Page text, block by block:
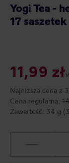
Yogi Tea -
17 saszetek
11,99 zł
Najniższa cena z
Cena regularna:
Zawartość: 34 g